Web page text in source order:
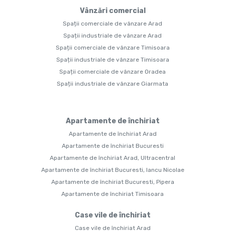
Vânzări comercial
Spații comerciale de vânzare Arad
Spații industriale de vânzare Arad
Spații comerciale de vânzare Timisoara
Spații industriale de vânzare Timisoara
Spații comerciale de vânzare Oradea
Spații industriale de vânzare Giarmata
Apartamente de închiriat
Apartamente de închiriat Arad
Apartamente de închiriat Bucuresti
Apartamente de închiriat Arad, Ultracentral
Apartamente de închiriat Bucuresti, Iancu Nicolae
Apartamente de închiriat Bucuresti, Pipera
Apartamente de închiriat Timisoara
Case vile de închiriat
Case vile de închiriat Arad